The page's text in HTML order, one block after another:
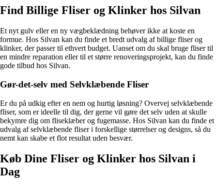
Find Billige Fliser og Klinker hos Silvan
Et nyt gulv eller en ny vægbeklædning behøver ikke at koste en
formue. Hos Silvan kan du finde et bredt udvalg af billige fliser og
klinker, der passer til ethvert budget. Uanset om du skal bruge fliser til
en mindre reparation eller til et større renoveringsprojekt, kan du finde
gode tilbud hos Silvan.
Gør-det-selv med Selvklæbende Fliser
Er du på udkig efter en nem og hurtig løsning? Overvej selvklæbende
fliser, som er ideelle til dig, der gerne vil gøre det selv uden at skulle
bekymre dig om fliseklæber og fugemasse. Hos Silvan kan du finde et
udvalg af selvklæbende fliser i forskellige størrelser og designs, så du
nemt kan skabe et flot resultat uden besvær.
Køb Dine Fliser og Klinker hos Silvan i
Dag